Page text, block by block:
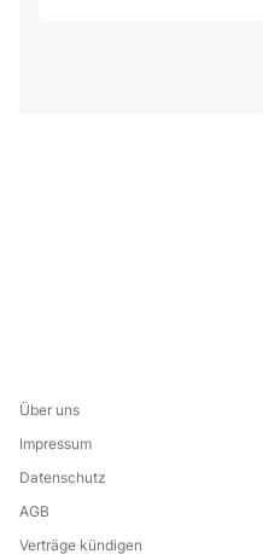
Über uns
Impressum
Datenschutz
AGB
Verträge kündigen